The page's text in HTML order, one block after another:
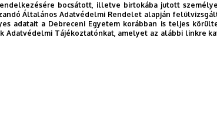
bocsátott, illetve birtokába jutott
Általános Adatvédelmi Rendelet alapján
adatait a Debreceni Egyetem korábban is teljes
Adatvédelmi Tájékoztatónkat, amelyet az alábbi linkre